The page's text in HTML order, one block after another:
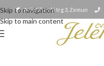
Skip to navigation
Skip to main content
Avijatičarski trg 3, Zemun